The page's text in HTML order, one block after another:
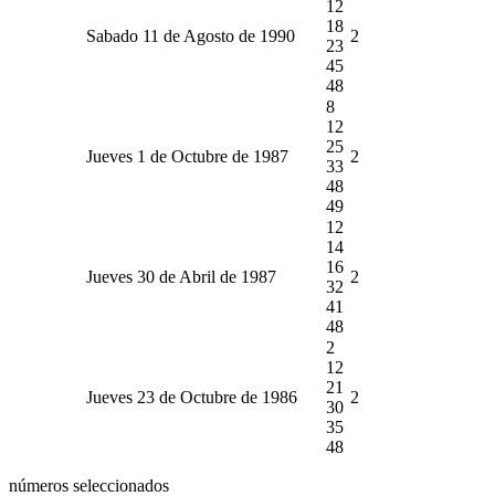
Sabado 11 de Agosto de 1990
12
18
23
45
48
2
Jueves 1 de Octubre de 1987
8
12
25
33
48
49
2
Jueves 30 de Abril de 1987
12
14
16
32
41
48
2
Jueves 23 de Octubre de 1986
2
12
21
30
35
48
2
números seleccionados